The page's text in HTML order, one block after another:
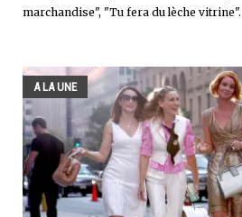
marchandise", "Tu fera du lèche
A LA UNE